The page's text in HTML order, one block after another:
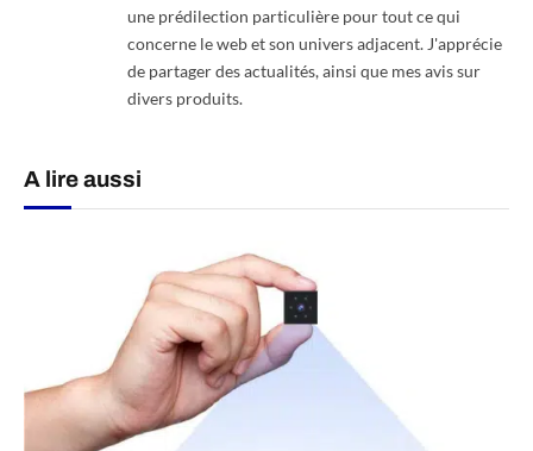
une prédilection particulière pour tout ce qui
concerne le web et son univers adjacent. J'apprécie
de partager des actualités, ainsi que mes avis sur
divers produits.
A lire aussi